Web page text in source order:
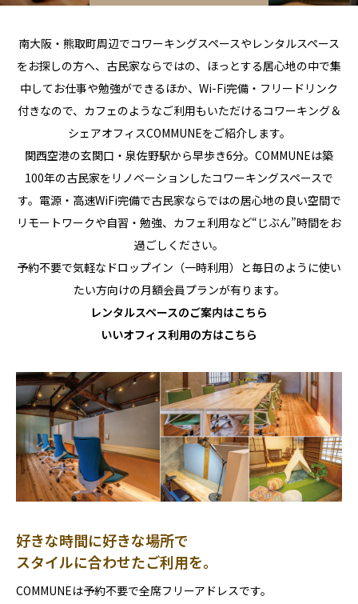
南大阪・熊取町周辺でコワーキングスペースやレンタルスペース
をお探しの方へ、古民家ならではの、ほっとする居心地の中で集
中してお仕事や勉強ができるほか、Wi-Fi完備・フリードリンク
付きなので、カフェのようなご利用もいただけるコワーキング＆
シェアオフィスCOMMUNEをご紹介します。
関西空港の玄関口・泉佐野駅から早歩き6分。COMMUNEは築
100年の古民家をリノベーションしたコワーキングスペースで
す。電源・高速WiFi完備で古民家ならではの居心地の良い空間で
リモートワークや自習・勉強、カフェ利用など“じぶん”時間をお
過ごしください。
予約不要で気軽なドロップイン（一時利用）と毎日のように使い
たい方向けの月額会員プランが有ります。
レンタルスペースのご案内はこちら
いいオフィス利用の方はこちら
好きな時間に好きな場所で
スタイルに合わせたご利用を。
COMMUNEは予約不要で全席フリーアドレスです。